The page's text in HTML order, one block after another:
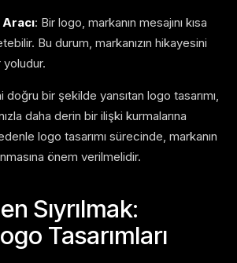
: Bir logo, markanın mesajını kısa
Bu durum, markanızın hikayesini
yoludur.
doğru bir şekilde yansıtan logo tasarımı,
daha derin bir ilişki kurmalarına
logo tasarımı sürecinde, markanın
önem verilmelidir.
Sıyrılmak:
Tasarımları